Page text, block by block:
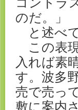
のだ。」
と述べ
この表
入れば素
す。波多
売で売っ
敷に案内